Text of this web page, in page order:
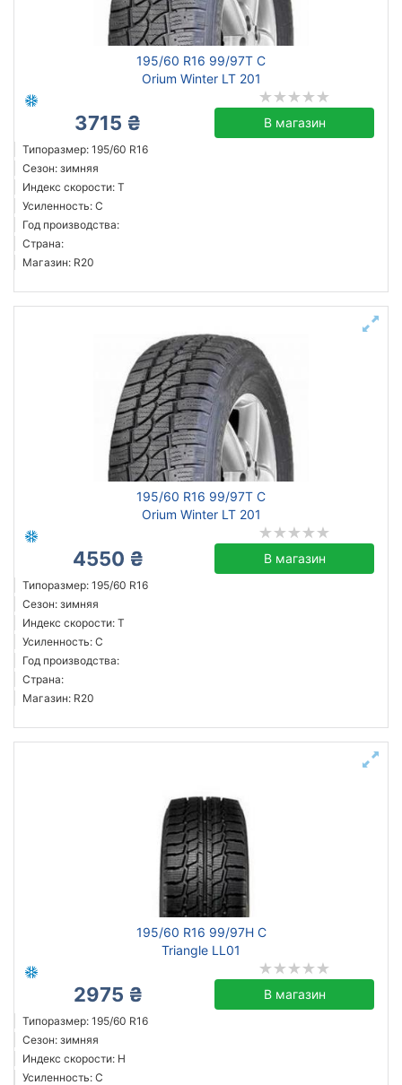
195/60 R16 99/97T C
Orium Winter LT 201
3715 ₴ В магазин
Типоразмер: 195/60 R16
Сезон: зимняя
Индекс скорости: T
Усиленность: C
Год производства:
Страна:
Магазин: R20
195/60 R16 99/97T C
Orium Winter LT 201
4550 ₴ В магазин
Типоразмер: 195/60 R16
Сезон: зимняя
Индекс скорости: T
Усиленность: C
Год производства:
Страна:
Магазин: R20
195/60 R16 99/97H C
Triangle LL01
2975 ₴ В магазин
Типоразмер: 195/60 R16
Сезон: зимняя
Индекс скорости: H
Усиленность: C